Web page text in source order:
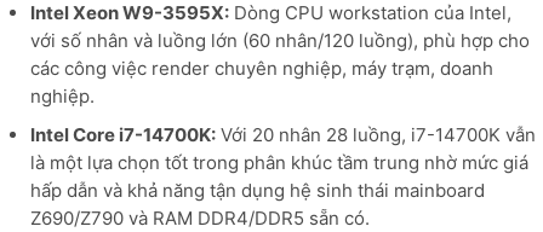
Intel Xeon W9-3595X:Dòng CPU workstation của Intel,
với số nhân và luồng lớn (60 nhân/120 luồng), phù hợp cho
các công việc render chuyên nghiệp, máy trạm, doanh
nghiệp.
Intel Core i7-14700K:Với 20 nhân 28 luồng, i7-14700K vẫn
là một lựa chọn tốt trong phân khúc tầm trung nhờ mức giá
hấp dẫn và khả năng tận dụng hệ sinh thái mainboard
Z690/Z790 và RAM DDR4/DDR5 sẵn có.